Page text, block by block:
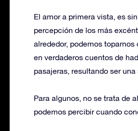
El amor a primera vista, es
percepción de los más
alrededor, podemos toparnos
en verdaderos cuentos de
pasajeras, resultando ser
Para algunos, no se trata de
podemos percibir cuando